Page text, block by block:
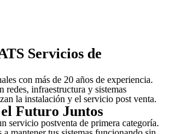
Servicios de
con más de 20 años de experiencia.
redes, infraestructura y sistemas
la instalación y el servicio post venta.
Futuro Juntos
servicio postventa de primera categoría.